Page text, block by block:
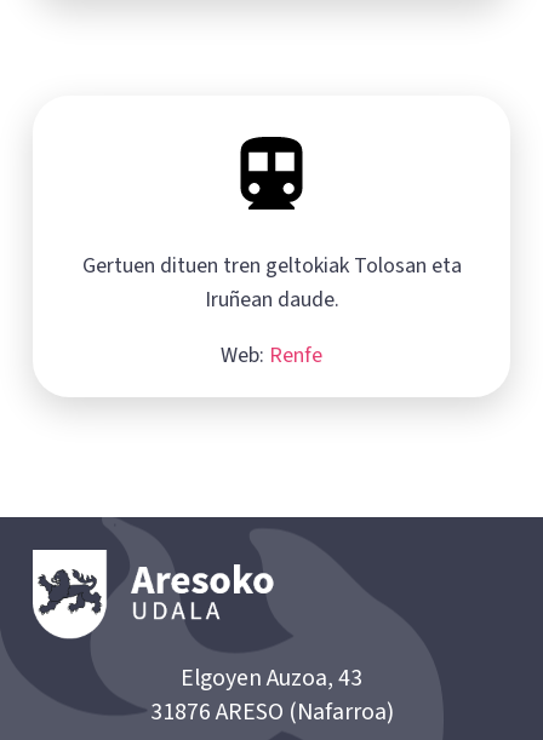
Gertuen dituen tren geltokiak Tolosan eta
Iruñean daude.
Web: Renfe
Elgoyen Auzoa, 43
31876 ARESO (Nafarroa)